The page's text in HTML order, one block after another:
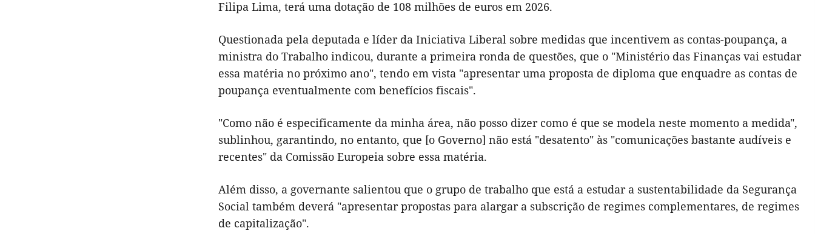
Filipa Lima, terá uma dotação de 108 milhões de euros em 2026.
Questionada pela deputada e líder da Iniciativa Liberal sobre medidas que incentivem as contas-poupança, a
ministra do Trabalho indicou, durante a primeira ronda de questões, que o "Ministério das Finanças vai estudar
essa matéria no próximo ano", tendo em vista "apresentar uma proposta de diploma que enquadre as contas de
poupança eventualmente com benefícios fiscais".
"Como não é especificamente da minha área, não posso dizer como é que se modela neste momento a medida",
sublinhou, garantindo, no entanto, que [o Governo] não está "desatento" às "comunicações bastante audíveis e
recentes" da Comissão Europeia sobre essa matéria.
Além disso, a governante salientou que o grupo de trabalho que está a estudar a sustentabilidade da Segurança
Social também deverá "apresentar propostas para alargar a subscrição de regimes complementares, de regimes
de capitalização".